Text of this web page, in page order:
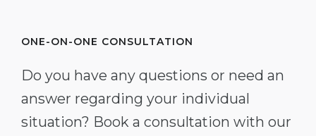
ONE-ON-ONE CONSULTATION
Do you have any questions or need an
answer regarding your individual
situation? Book a consultation with our